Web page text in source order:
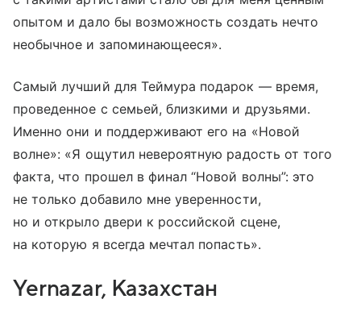
опытом и дало бы возможность создать нечто
необычное и запоминающееся».
Самый лучший для Теймура подарок — время,
проведенное с семьей, близкими и друзьями.
Именно они и поддерживают его на «Новой
волне»: «Я ощутил невероятную радость от того
факта, что прошел в финал “Новой волны”: это
не только добавило мне уверенности,
но и открыло двери к российской сцене,
на которую я всегда мечтал попасть».
Yernazar, Казахстан